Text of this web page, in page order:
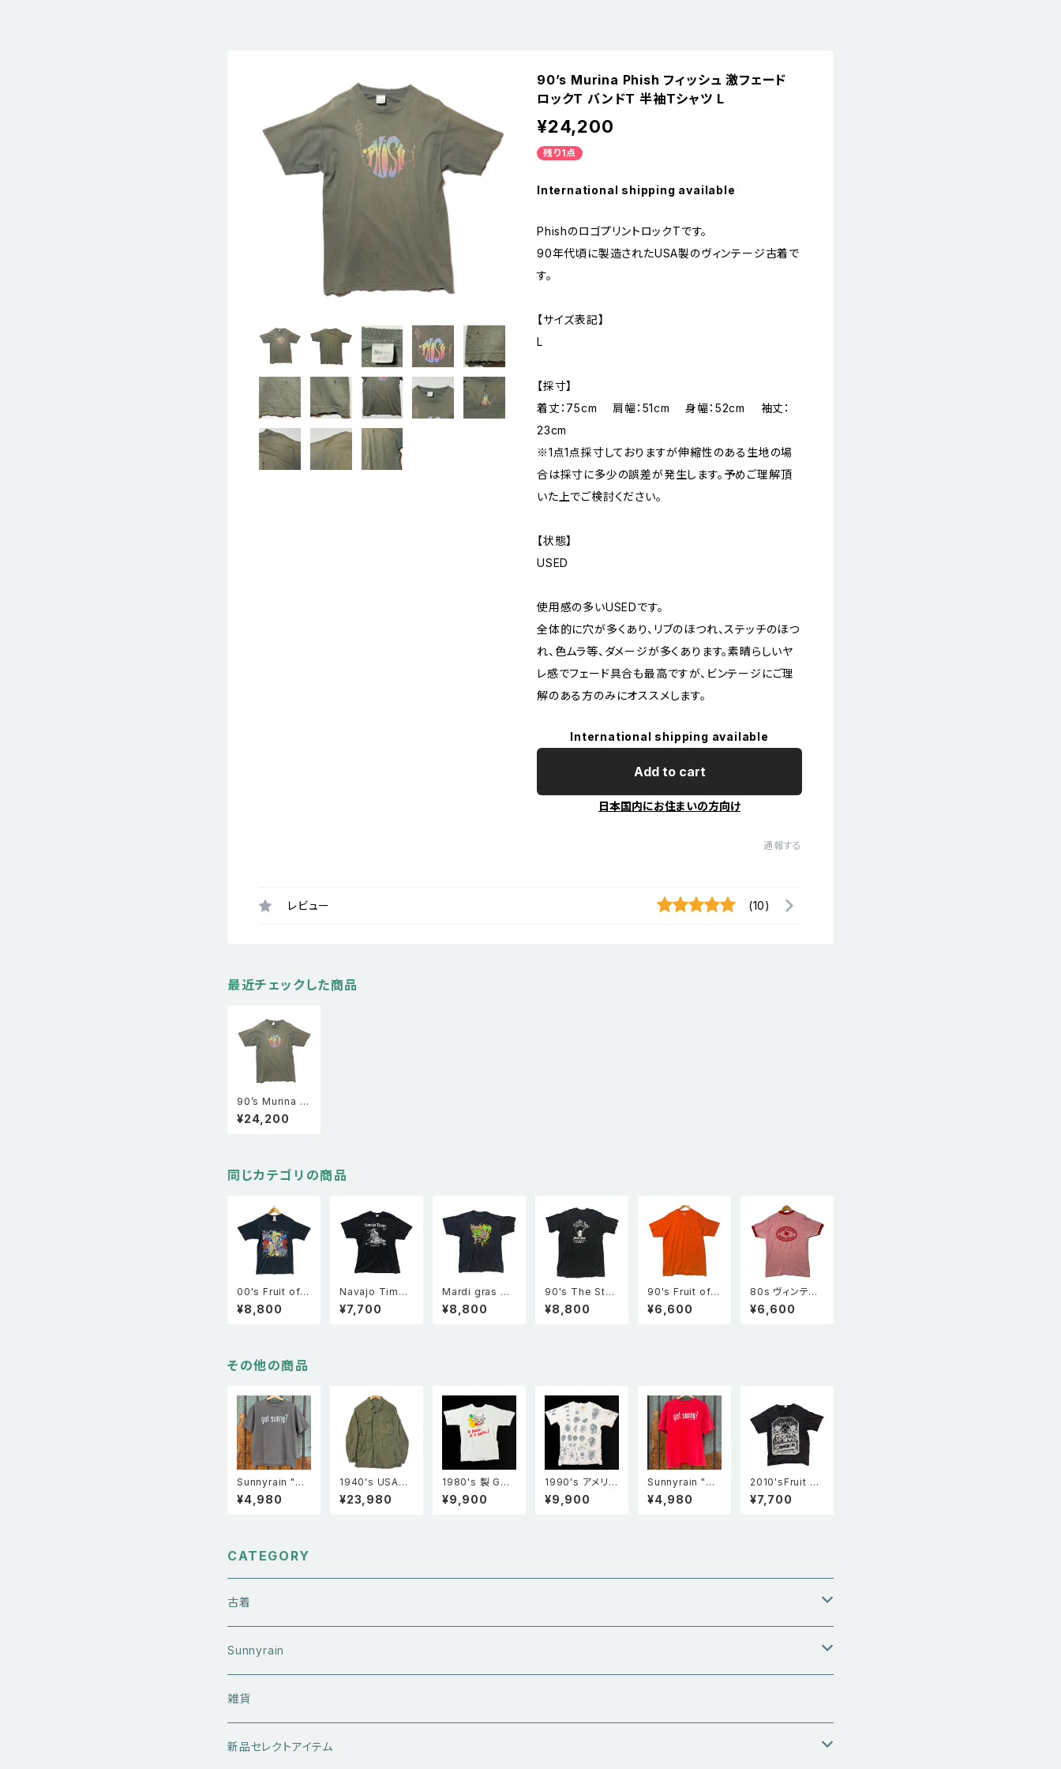
90’s Murina Phish フィッシュ 激フェード
ロックT バンドT 半袖Tシャツ L
¥24,200
残り1点
International shipping available
PhishのロゴプリントロックTです。
90年代頃に製造されたUSA製のヴィンテージ古着で
す。
【サイズ表記】
L
【採寸】
着丈：75cm 肩幅：51cm 身幅：52cm 袖丈：
23cm
※1点1点採寸しておりますが伸縮性のある生地の場
合は採寸に多少の誤差が発生します。予めご理解頂
いた上でご検討ください。
【状態】
USED
使用感の多いUSEDです。
全体的に穴が多くあり、リブのほつれ、ステッチのほつ
れ、色ムラ等、ダメージが多くあります。素晴らしいヤ
レ感でフェード具合も最高ですが、ビンテージにご理
解のある方のみにオススメします。
International shipping available
Add to cart
日本国内にお住まいの方向け
通報する
レビュー (10)
最近チェックした商品
90’s Murina P
hish フィッシュ
激フェード ロッ
¥24,200
同じカテゴリの商品
00's Fruit of t
he room BEST
スカル サンダー
¥8,800
Navajo Times
半袖 Tシャツ 黒
XL
¥7,700
Mardi gras マ
ルディグラ トゥー
フェイス 仮面 半
¥8,800
90's The Star
Community B
ar 半袖 シングル
¥8,800
90's Fruit of t
he room 無地
ポケT 半袖ポケ
¥6,600
80s ヴィンテー
ジ TUFCO リン
ガーTシャツ 赤
¥6,600
その他の商品
Sunnyrain "Go
t Sunny?" 半袖
シングルステッチ
¥4,980
1940's USA製
U.S.ARMY 米軍
実物 M-1943
¥23,980
1980's 製 Gol
den beef 企業
物 シングルステ
¥9,900
1990's アメリカ
製 rel e vant p
roducts 貝殻
¥9,900
Sunnyrain "Go
t Sunny?" 半袖
シングルステッチ
¥4,980
2010'sFruit of
the room フル
ーツオブザルー
¥7,700
CATEGORY
古着
アウターウエア
ライダースジャケット
レザーアウター
トップス
セーター・ニットウエア
ボトムス
Sunnyrain
Tシャツ
タンクトップ
雑貨
新品セレクトアイテム